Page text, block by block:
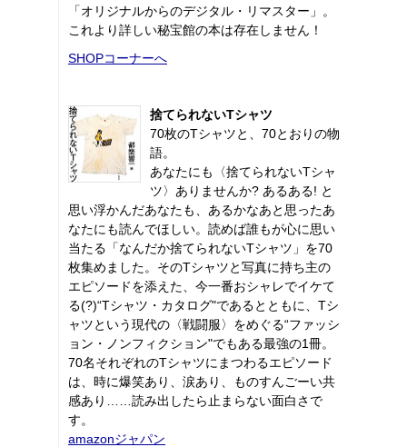
「オリジナルからのデジタル・リマスター」。
これより詳しい秘宝館の本は存在しません！
SHOPコーナーへ
捨てられないTシャツ
70枚のTシャツと、70とおりの物
語。
あなたにも〈捨てられないTシャ
ツ〉ありませんか? あるある! と
思い浮かんだあなたも、あるかなあと思ったあ
なたにも読んでほしい。読めば誰もが心に思い
当たる「なんだか捨てられないTシャツ」を70
枚集めました。そのTシャツと写真に持ち主の
エピソードを添えた、今一番おシャレでイケて
る(?)“Tシャツ・カタログ"であるとともに、Tシ
ャツという現代の〈戦闘服〉をめぐる“ファッシ
ョン・ノンフィクション"でもある最強の1冊。
70名それぞれのTシャツにまつわるエピソード
は、時に爆笑あり、涙あり、ものすんごーい共
感あり……読み出したら止まらない面白さで
す。
amazonジャパン